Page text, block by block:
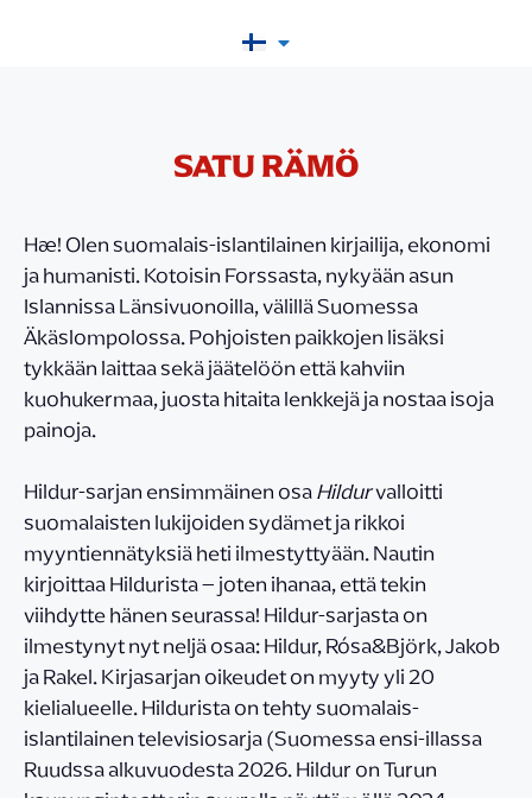
SATU RÄMÖ
Hæ! Olen suomalais-islantilainen kirjailija, ekonomi
ja humanisti. Kotoisin Forssasta, nykyään asun
Islannissa Länsivuonoilla, välillä Suomessa
Äkäslompolossa. Pohjoisten paikkojen lisäksi
tykkään laittaa sekä jäätelöön että kahviin
kuohukermaa, juosta hitaita lenkkejä ja nostaa isoja
painoja.
Hildur-sarjan ensimmäinen osaHildurvalloitti
suomalaisten lukijoiden sydämet ja rikkoi
myyntiennätyksiä heti ilmestyttyään. Nautin
kirjoittaa Hildurista – joten ihanaa, että tekin
viihdytte hänen seurassa! Hildur-sarjasta on
ilmestynyt nyt neljä osaa: Hildur, Rósa&Björk, Jakob
ja Rakel. Kirjasarjan oikeudet on myyty yli 20
kielialueelle. Hildurista on tehty suomalais-
islantilainen televisiosarja (Suomessa ensi-illassa
Ruudssa alkuvuodesta 2026. Hildur on Turun